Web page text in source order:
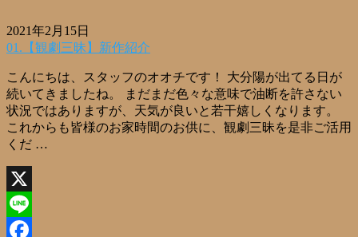
2021年2月15日
01.【観劇三昧】新作紹介
こんにちは、スタッフのオオチです！ 大分陽が出てる日が
続いてきましたね。 まだまだ色々な意味で油断を許さない
状況ではありますが、天気が良いと若干嬉しくなります。
これからも皆様のお家時間のお供に、観劇三昧を是非ご活用
くだ …
X
Line